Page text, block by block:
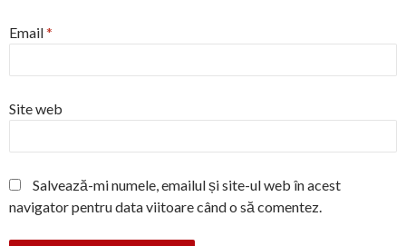
Email*
Site web
Salvează-mi numele, emailul și site-ul web în acest
navigator pentru data viitoare când o să comentez.